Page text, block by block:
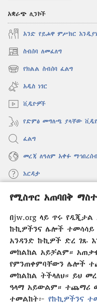
የሚስጥር አጠባበቅ
በjw.org ላይ ጥሩ
ኩኪዎችንና ሌሎች ተመሳሳይ
አንዳንድ ኩኪዎች ድረ ገጹ
መከልከል አይቻልም።
የምንጠቀምባቸውን ሌሎች
መከልከል ትችላለህ። ይህ
ዓላማ አይውልም። ተጨማሪ
ተመልከት፦ የኩኪዎችንና
አቋራጭ ሊንኮች
አንድ የይሖዋ ምሥክር
ስብሰባ ለመፈለግ
(አዲስ
ዊንዶው
ክፈት)
የክልል ስብሰባ ፈልግ
(አዲስ
ዊንዶው
ክፈት)
አዲስ ነገር
ቪዲዮዎች
የድምፅ መግለጫ ያላቸው
ፈልግ
መረጃ ለዓለም አቀፉ ማኅበረሰብ
እርዳታ
መዋጮዎች
(አዲስ
ክፈት)
የመጠበቂያ ግንብ
(አዲስ
ዊንዶው
®
(አዲስ
ዊንዶው
®